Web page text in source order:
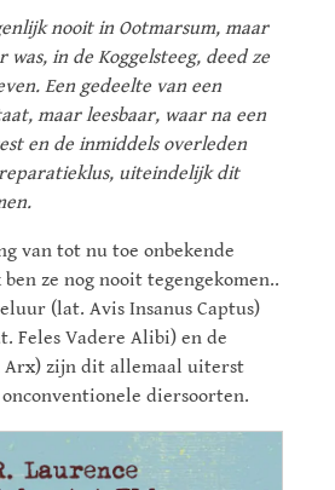
nooit in Ootmarsum, maar
in de Koggelsteeg, deed ze
Een gedeelte van een
maar leesbaar, waar na een
en de inmiddels overleden
uiteindelijk dit
van tot nu toe onbekende
ze nog nooit tegengekomen..
(lat. Avis Insanus Captus)
Feles Vadere Alibi) en de
Arx) zijn dit allemaal uiterst
diersoorten.